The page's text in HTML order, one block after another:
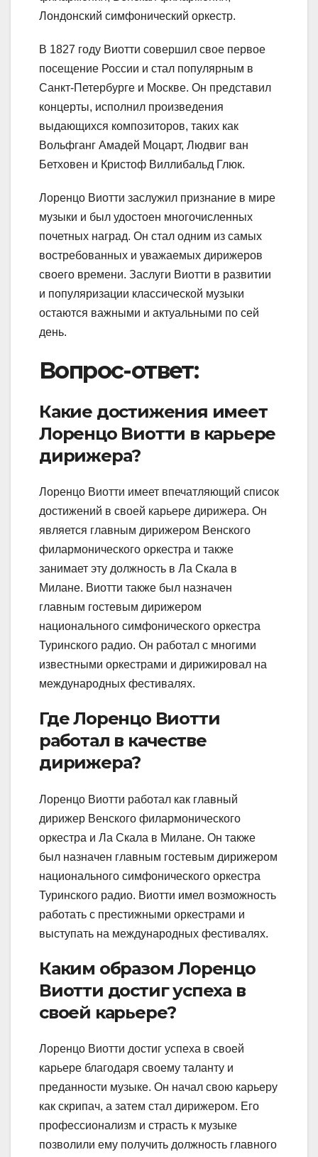
Лондонский симфонический оркестр.
В 1827 году Виотти совершил свое первое
посещение России и стал популярным в
Санкт-Петербурге и Москве. Он представил
концерты, исполнил произведения
выдающихся композиторов, таких как
Вольфганг Амадей Моцарт, Людвиг ван
Бетховен и Кристоф Виллибальд Глюк.
Лоренцо Виотти заслужил признание в мире
музыки и был удостоен многочисленных
почетных наград. Он стал одним из самых
востребованных и уважаемых дирижеров
своего времени. Заслуги Виотти в развитии
и популяризации классической музыки
остаются важными и актуальными по сей
день.
Вопрос-ответ:
Какие достижения имеет
Лоренцо Виотти в карьере
дирижера?
Лоренцо Виотти имеет впечатляющий список
достижений в своей карьере дирижера. Он
является главным дирижером Венского
филармонического оркестра и также
занимает эту должность в Ла Скала в
Милане. Виотти также был назначен
главным гостевым дирижером
национального симфонического оркестра
Туринского радио. Он работал с многими
известными оркестрами и дирижировал на
международных фестивалях.
Где Лоренцо Виотти
работал в качестве
дирижера?
Лоренцо Виотти работал как главный
дирижер Венского филармонического
оркестра и Ла Скала в Милане. Он также
был назначен главным гостевым дирижером
национального симфонического оркестра
Туринского радио. Виотти имел возможность
работать с престижными оркестрами и
выступать на международных фестивалях.
Каким образом Лоренцо
Виотти достиг успеха в
своей карьере?
Лоренцо Виотти достиг успеха в своей
карьере благодаря своему таланту и
преданности музыке. Он начал свою карьеру
как скрипач, а затем стал дирижером. Его
профессионализм и страсть к музыке
позволили ему получить должность главного